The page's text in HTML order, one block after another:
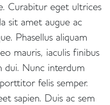
Curabitur eget ultrices
sit amet augue ac
Phasellus aliquam
mauris, iaculis finibus
dui. Nunc interdum
felis semper.
sapien. Duis ac sem